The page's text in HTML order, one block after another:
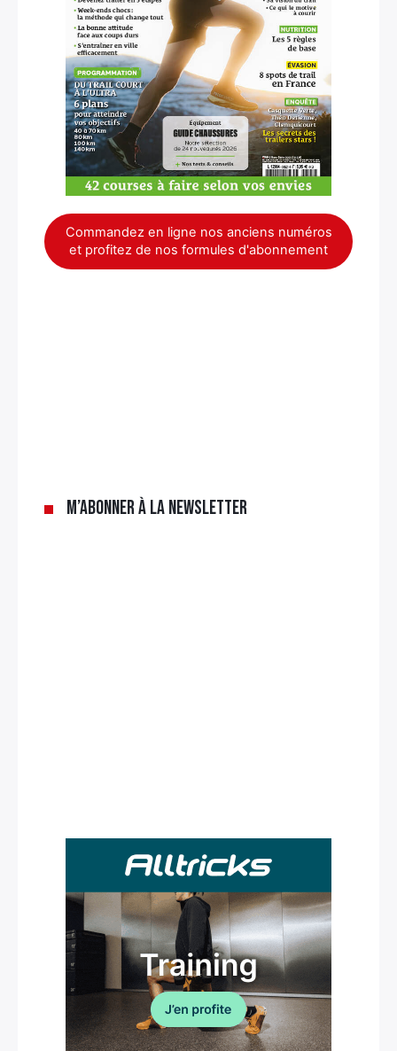
Commandez en ligne nos anciens numéros
et profitez de nos formules d'abonnement
M’abonner à la newsletter